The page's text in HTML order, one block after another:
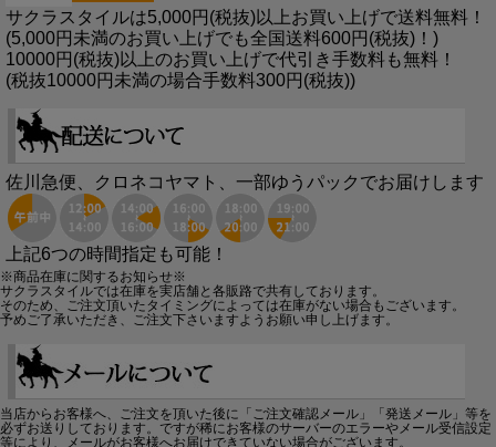
サクラスタイルは5,000円(税抜)以上お買い上げで送料無料！
(5,000円未満のお買い上げでも全国送料600円(税抜)！)
10000円(税抜)以上のお買い上げで代引き手数料も無料！
(税抜10000円未満の場合手数料300円(税抜))
佐川急便、クロネコヤマト、一部ゆうパックでお届けします
上記6つの時間指定も可能！
※商品在庫に関するお知らせ※
サクラスタイルでは在庫を実店舗と各販路で共有しております。
そのため、ご注文頂いたタイミングによっては在庫がない場合もございます。
予めご了承いただき、ご注文下さいますようお願い申し上げます。
当店からお客様へ、ご注文を頂いた後に「ご注文確認メール」「発送メール」等を
必ずお送りしております。ですが稀にお客様のサーバーのエラーやメール受信設定
等により、メールがお客様へお届けできていない場合がございます。